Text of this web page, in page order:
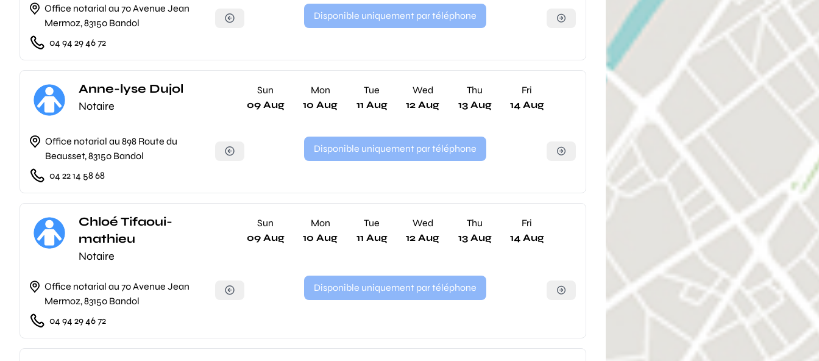
Office notarial au 70 Avenue Jean
Mermoz, 83150 Bandol
04 94 29 46 72
Disponible uniquement par téléphone
Anne-lyse Dujol
Notaire
Office notarial au 898 Route du
Beausset, 83150 Bandol
04 22 14 58 68
Sun
09 Aug
Mon
10 Aug
Tue
11 Aug
Wed
12 Aug
Thu
13 Aug
Fri
14 Aug
Disponible uniquement par téléphone
Chloé Tifaoui-
mathieu
Notaire
Office notarial au 70 Avenue Jean
Mermoz, 83150 Bandol
04 94 29 46 72
Sun
09 Aug
Mon
10 Aug
Tue
11 Aug
Wed
12 Aug
Thu
13 Aug
Fri
14 Aug
Disponible uniquement par téléphone